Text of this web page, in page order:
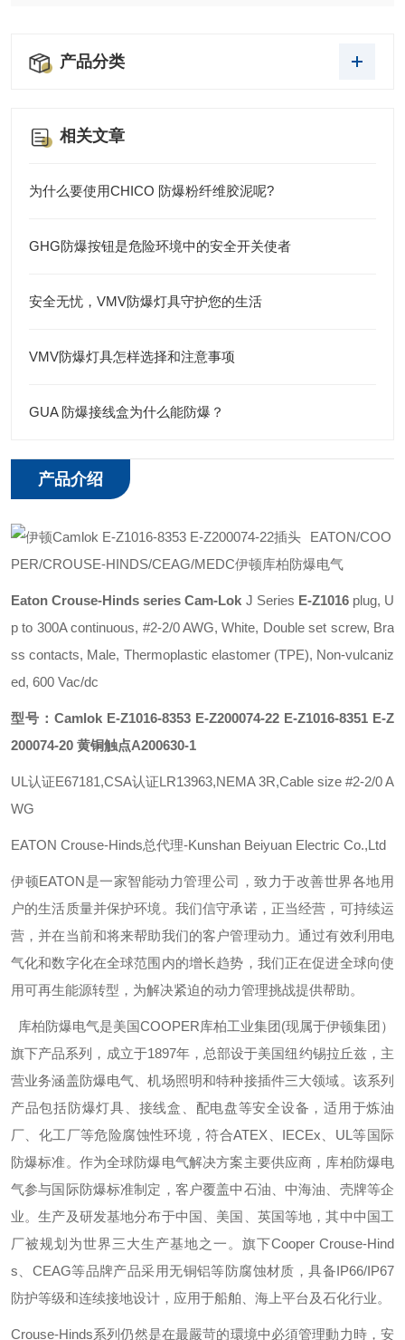
产品分类
相关文章
为什么要使用CHICO 防爆粉纤维胶泥呢?
GHG防爆按钮是危险环境中的安全开关使者
安全无忧，VMV防爆灯具守护您的生活
VMV防爆灯具怎样选择和注意事项
GUA 防爆接线盒为什么能防爆？
产品介绍
EATON/COO
PER/CROUSE-HINDS/CEAG/MEDC伊顿库柏防爆电气
Eaton Crouse-Hinds series Cam-Lok J Series E-Z1016plug, U
p to 300A continuous, #2-2/0 AWG, White, Double set screw, Bra
ss contacts, Male, Thermoplastic elastomer (TPE), Non-vulcaniz
ed, 600 Vac/dc
型号：Camlok E-Z1016-8353 E-Z200074-22 E-Z1016-8351 E-Z
200074-20 黄铜触点A200630-1
UL认证E67181,CSA认证LR13963,NEMA 3R,Cable size #2-2/0 A
WG
EATON Crouse-Hinds总代理-Kunshan Beiyuan Electric Co.,Ltd
伊顿EATON是一家智能动力管理公司，致力于改善世界各地用
户的生活质量并保护环境。我们信守承诺，正当经营，可持续运
营，并在当前和将来帮助我们的客户管理动力。通过有效利用电
气化和数字化在全球范围内的增长趋势，我们正在促进全球向使
用可再生能源转型，为解决紧迫的动力管理挑战提供帮助。
库柏防爆电气是美国COOPER库柏工业集团(现属于伊顿集团）
旗下产品系列，成立于1897年，总部设于美国纽约锡拉丘兹，主
营业务涵盖防爆电气、机场照明和特种接插件三大领域。该系列
产品包括防爆灯具、接线盒、配电盘等安全设备，适用于炼油
厂、化工厂等危险腐蚀性环境，符合ATEX IECEx UL 等国际
防爆标准。作为全球防爆电气解决方案主要供应商，库柏防爆电
气参与国际防爆标准制定，客户覆盖中石油、中海油、壳牌等企
业。生产及研发基地分布于中国、美国、英国等地，其中中国工
厂被规划为世界三大生产基地之一。旗下Cooper Crouse-Hind
s
CEAG等品牌产品采用无铜铝等防腐蚀材质，具备IP66/IP67
防护等级和连续接地设计，应用于船舶、海上平台及石化行业。
Crouse-Hinds系列仍然是在最嚴苛的環境中必須管理動力時，安